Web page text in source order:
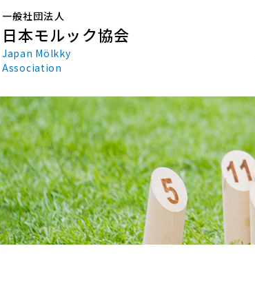
一般社団法人
日本モルック協会
Japan Mölkky
Association